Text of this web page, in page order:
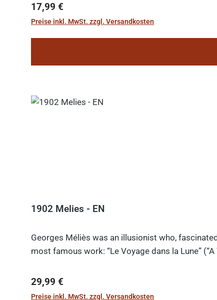
Regulärer Preis:
17,99 €
Preise inkl. MwSt. zzgl. Versandkosten
1902 Melies - EN
Georges Méliès was an illusionist who,
most famous work: “Le Voyage dans la Lune” (“A
Regulärer Preis:
29,99 €
Preise inkl. MwSt. zzgl. Versandkosten